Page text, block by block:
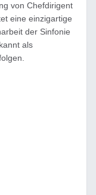
von Chefdirigent
eine einzigartige
der Sinfonie
als